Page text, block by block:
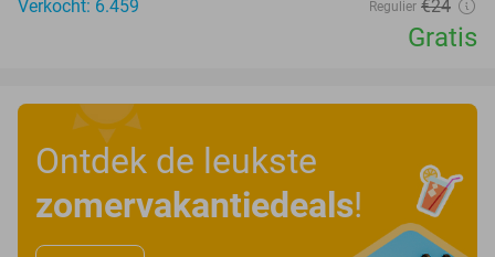
Verkocht: 6.459 Regulier €24
Gratis
Ontdek de leukste
zomervakantiedeals!